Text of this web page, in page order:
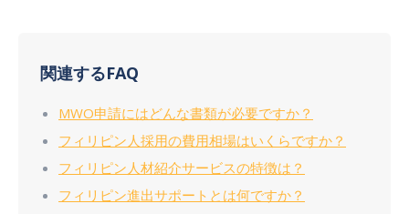
関連するFAQ
MWO申請にはどんな書類が必要ですか？
フィリピン人採用の費用相場はいくらですか？
フィリピン人材紹介サービスの特徴は？
フィリピン進出サポートとは何ですか？